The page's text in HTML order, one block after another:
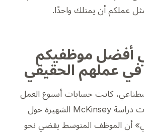
عملكم أن يمتلك واحدًا.
أفضل موظفيكم
في عملهم الحقيقي
كانت حسابات أسبوع العمل
الفكري مقلقة. أظهرت دراسة McKinsey الشهيرة حول
أن الموظف المتوسط يقضي نحو